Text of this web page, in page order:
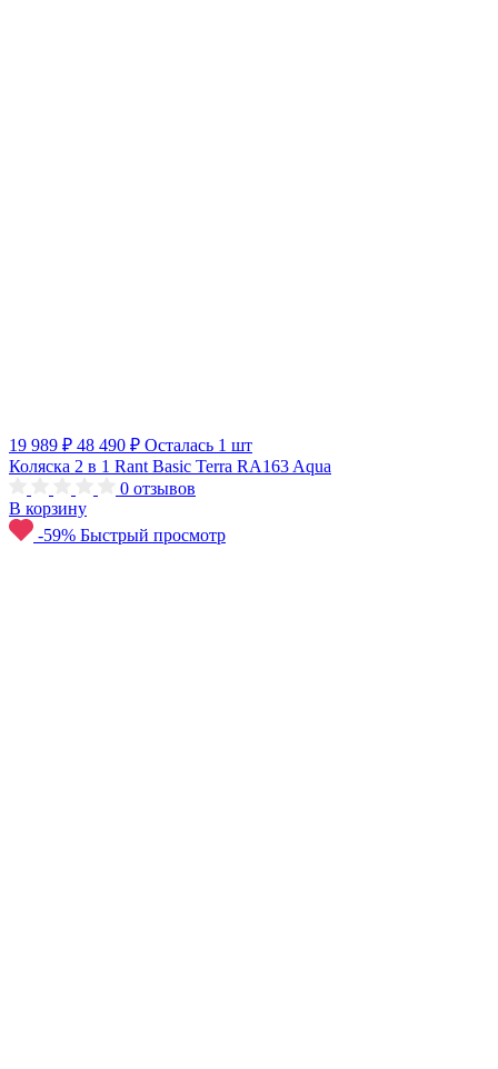
19 989 ₽ 48 490 ₽ Осталась 1 шт
Коляска 2 в 1 Rant Basic Terra RA163 Aqua
0 отзывов
В корзину
-59% Быстрый просмотр